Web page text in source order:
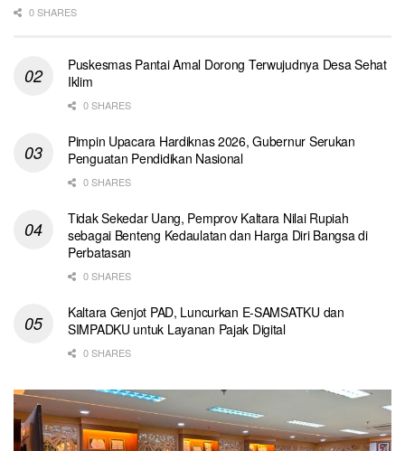
0 SHARES
Puskesmas Pantai Amal Dorong Terwujudnya Desa Sehat
Iklim
0 SHARES
Pimpin Upacara Hardiknas 2026, Gubernur Serukan
Penguatan Pendidikan Nasional
0 SHARES
Tidak Sekedar Uang, Pemprov Kaltara Nilai Rupiah
sebagai Benteng Kedaulatan dan Harga Diri Bangsa di
Perbatasan
0 SHARES
Kaltara Genjot PAD, Luncurkan E-SAMSATKU dan
SIMPADKU untuk Layanan Pajak Digital
0 SHARES